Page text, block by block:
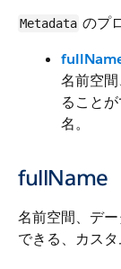
Metadata のプ
名前空
ること
名。
fullName
名前空間、デ
できる、カスタ